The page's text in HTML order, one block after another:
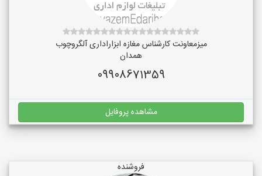
میزمعاونت کارشناس مغازه ابزاراداری آلگروچوب
همدان
09908671359
مشاهده پروفایل
فروشنده